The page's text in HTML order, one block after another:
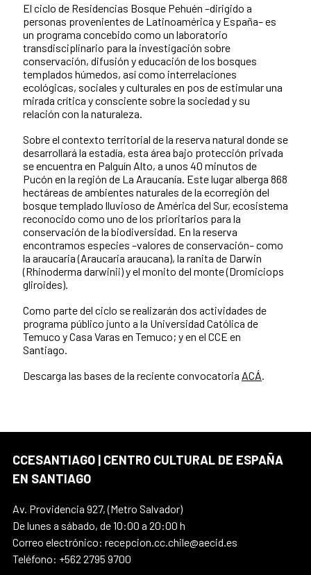
El ciclo de Residencias Bosque Pehuén –dirigido a
personas provenientes de Latinoamérica y España– es
un programa concebido como un laboratorio
transdisciplinario para la investigación sobre
conservación, difusión y educación de los bosques
templados húmedos, así como interrelaciones
ecológicas, sociales y culturales en pos de estimular una
mirada crítica y consciente sobre la sociedad y su
relación con la naturaleza.
Sobre el contexto territorial de la reserva natural donde se
desarrollará la estadía, esta área bajo protección privada
se encuentra en Palguín Alto, a unos 40 minutos de
Pucón en la región de La Araucanía. Este lugar alberga 868
hectáreas de ambientes naturales de la ecorregión del
bosque templado lluvioso de América del Sur, ecosistema
reconocido como uno de los prioritarios para la
conservación de la biodiversidad. En la reserva
encontramos especies –valores de conservación– como
la araucaria (Araucaria araucana), la ranita de Darwin
(Rhinoderma darwinii) y el monito del monte (Dromiciops
gliroides).
Como parte del ciclo se realizarán dos actividades de
programa público junto a la Universidad Católica de
Temuco y Casa Varas en Temuco; y en el CCE en
Santiago.
Descarga las bases de la reciente convocatoria ACÁ
CCESANTIAGO | CENTRO CULTURAL DE ESPAÑA
EN SANTIAGO
Av. Providencia 927, (Metro Salvador)
De lunes a sábado, de 10:00 a 20:00 h
Correo electrónico: recepcion.cc.chile@aecid.es
Teléfono: +562 2795 9700